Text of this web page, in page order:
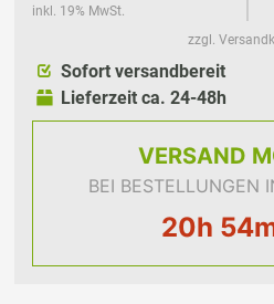
inkl. 19% MwSt.
zzgl.
Sofort versandbereit
Lieferzeit ca. 24-48h
VERSAND
BEI BESTELLUNGEN
20h